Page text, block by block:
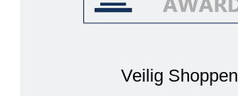
Veilig Shoppen